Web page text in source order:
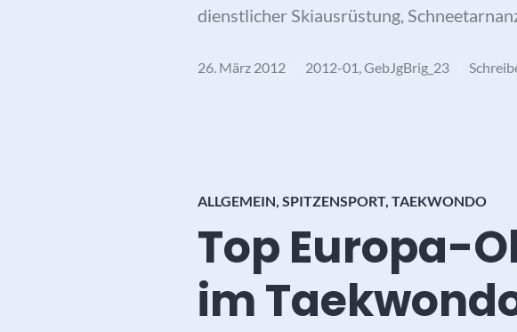
dienstlicher Skiausrüstung,
26. März 2012 2012-01,GebJgBrig_23
ALLGEMEIN SPITZENSPORT, TAEKWONDO
Top Europa-
im